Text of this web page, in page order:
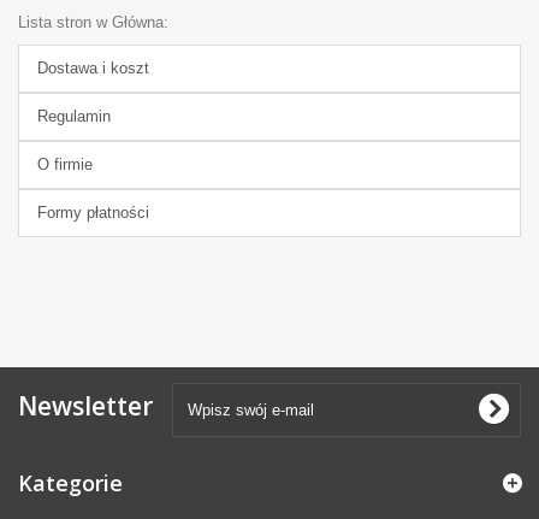
Lista stron w Główna:
Dostawa i koszt
Regulamin
O firmie
Formy płatności
Newsletter
Kategorie